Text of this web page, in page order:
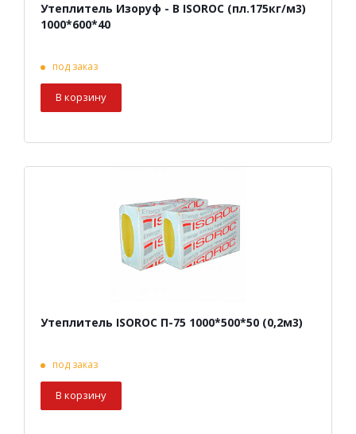
Утеплитель Изоруф - В ISOROC (пл.175кг/м3)
1000*600*40
под заказ
В корзину
Утеплитель ISOROC П-75 1000*500*50 (0,2м3)
под заказ
В корзину